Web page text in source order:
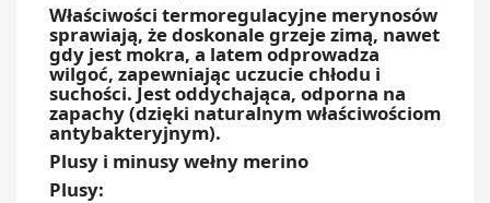
Właściwości termoregulacyjne merynosów
sprawiają, że doskonale grzeje zimą, nawet
gdy jest mokra, a latem odprowadza
wilgoć, zapewniając uczucie chłodu i
suchości. Jest oddychająca, odporna na
zapachy (dzięki naturalnym właściwościom
antybakteryjnym).
Plusy i minusy wełny merino
Plusy: